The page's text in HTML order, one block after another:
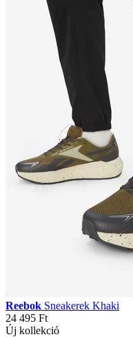
Reebok Sneakerek Khaki
24 495 Ft
Új kollekció